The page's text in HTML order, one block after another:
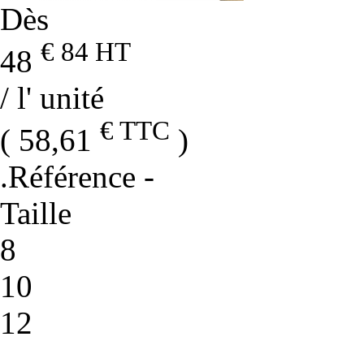
Dès
48 € 84 HT
/ l' unité
( 58,61 € TTC )
.Référence -
Taille
8
10
12